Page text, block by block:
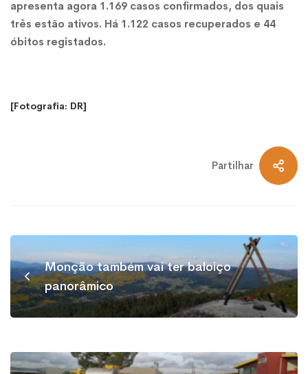
19
apresenta agora 1.169 casos confirmados, dos quais
três estão ativos. Há 1.122 casos recuperados e 44
óbitos registados.
[Fotografia: DR]
Partilhar
Monção também vai ter baloiço
panorâmico